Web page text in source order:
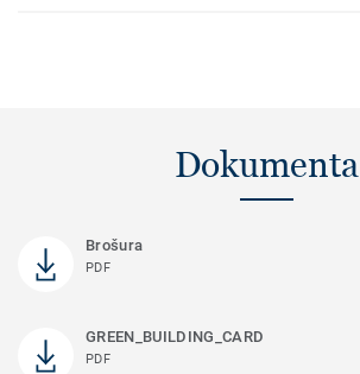
Dokumenta
Brošura
PDF
GREEN_BUILDING_CARD
PDF